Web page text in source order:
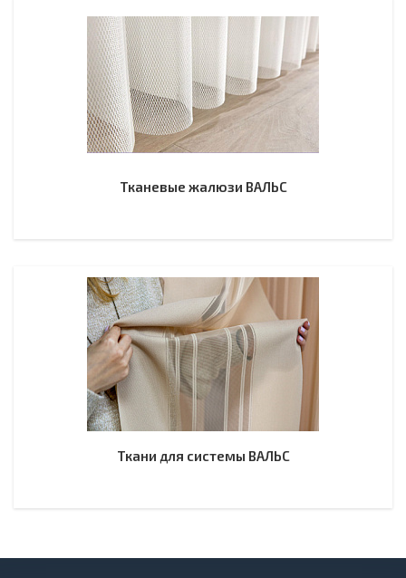
Тканевые жалюзи ВАЛЬС
Ткани для системы ВАЛЬС